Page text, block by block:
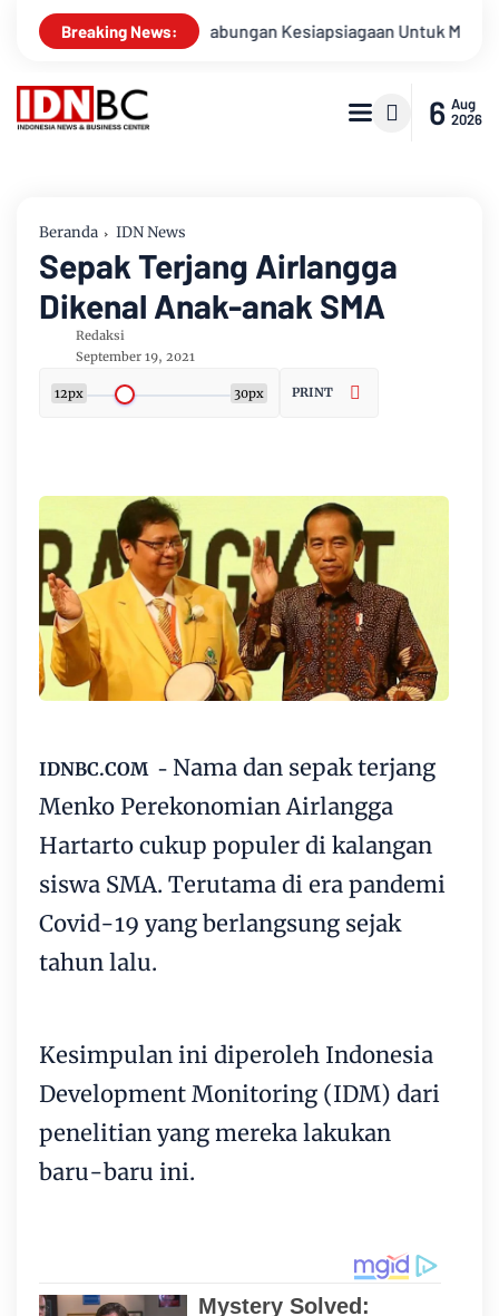
Breaking News:
Apel Gabungan Kesiapsiagaan Untuk Menanggulangi
6 Aug
2026
Beranda IDN News
Sepak Terjang Airlangga
Dikenal Anak-anak SMA
Redaksi
September 19, 2021
12px 30px PRINT
IDNBC.COM - Nama dan sepak terjang
Menko Perekonomian Airlangga
Hartarto cukup populer di kalangan
siswa SMA. Terutama di era pandemi
Covid-19 yang berlangsung sejak
tahun lalu.
Kesimpulan ini diperoleh Indonesia
Development Monitoring (IDM) dari
penelitian yang mereka lakukan
baru-baru ini.